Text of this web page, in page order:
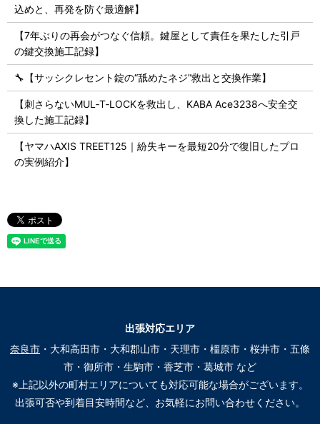
込めと、再発を防ぐ最適解】
【7年ぶりの再会がつなぐ信頼。鍵屋として責任を果たした引戸
の鍵交換施工記録】
🔧【サッシクレセント錠の“舐めたネジ”救出と交換作業】
【刺さらないMUL‑T‑LOCKを救出し、KABA Ace3238へ安全交
換した施工記録】
【ヤマハAXIS TREET125｜紛失キーを最短20分で復旧したプロ
の実例紹介】
出張対応エリア
奈良市 ・大和高田市・大和郡山市・天理市・橿原市・桜井市・五條
市・御所市・生駒市・香芝市・葛城市 など
※上記以外の町村エリアについても対応可能な場合がございます。
出張可否や到着目安時間など、お気軽にお問い合わせください。